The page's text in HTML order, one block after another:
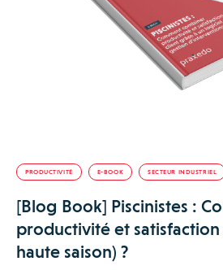
PRODUCTIVITÉ E-BOOK SECTEUR INDUSTRIEL
[Blog Book] Piscinistes :
productivité et
haute saison) ?